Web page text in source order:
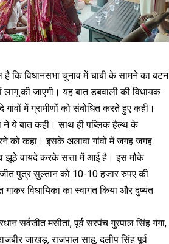
कि विधानसभा चुनाव में चाबी के सामने का बटन
की जाएगी। यह बात डबवाली की विधायक
गांवों में ग्रामीणों को संबोधित करते हुए कही।
ने ये बात कही। साथ ही पब्लिक हैल्थ के
को कहा। इसके अलावा गांवों में जगह जगह
व झूठे वायदे करके सत्ता में आई है। इस मौके
पुत्र सुल्तान को 10-10 हजार रुपए की
विधायिका का स्वागत किया और दुष्यंत
सर्वजीत मसीतां, पूर्व सरपंच गुरपाल सिंह गंगा,
जाखड़, राजपाल साहू, दलीप सिंह पूर्व